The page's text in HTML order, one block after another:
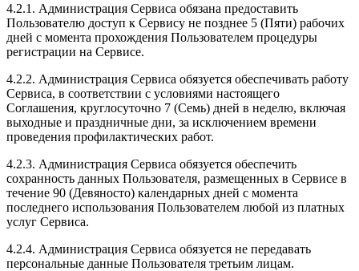
4.2.1. Администрация Сервиса обязана предоставить
Пользователю доступ к Сервису не позднее 5 (Пяти) рабочих
дней с момента прохождения Пользователем процедуры
регистрации на Сервисе.
4.2.2. Администрация Сервиса обязуется обеспечивать работу
Сервиса, в соответствии с условиями настоящего
Соглашения, круглосуточно 7 (Семь) дней в неделю, включая
выходные и праздничные дни, за исключением времени
проведения профилактических работ.
4.2.3. Администрация Сервиса обязуется обеспечить
сохранность данных Пользователя, размещенных в Сервисе в
течение 90 (Девяносто) календарных дней с момента
последнего использования Пользователем любой из платных
услуг Сервиса.
4.2.4. Администрация Сервиса обязуется не передавать
персональные данные Пользователя третьим лицам.